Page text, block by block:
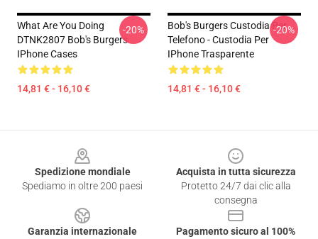
What Are You Doing
DTNK2807 Bob's Burgers
IPhone Cases
14,81 € - 16,10 €
-20%
Bob's Burgers Custodia Per
Telefono - Custodia Per
IPhone Trasparente
14,81 € - 16,10 €
-20%
Spedizione mondiale
Spediamo in oltre 200 paesi
Acquista in tutta sicurezza
Protetto 24/7 dai clic alla
consegna
Garanzia internazionale
Pagamento sicuro al 100%